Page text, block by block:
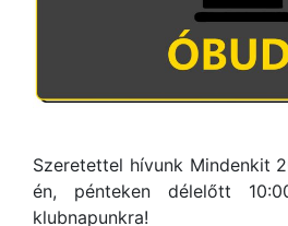
Szeretettel hívunk Mindenkit
én, pénteken délelőtt
klubnapunkra!